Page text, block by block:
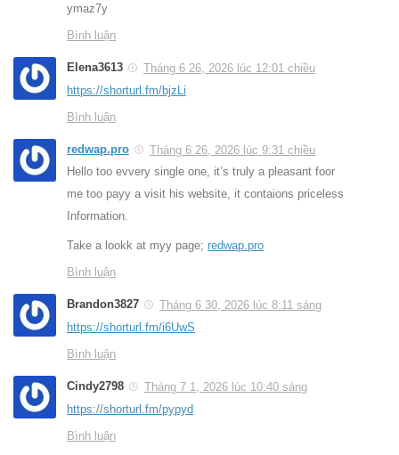
ymaz7y
Bình luận
Elena3613
Tháng 6 26, 2026 lúc 12:01 chiều
https://shorturl.fm/bjzLi
Bình luận
redwap.pro
Tháng 6 26, 2026 lúc 9:31 chiều
Hello too evvery single one, it’s truly a pleasant foor
me too payy a visit his website, it contaions priceless
Information.
Take a lookk at myy page; redwap.pro
Bình luận
Brandon3827
Tháng 6 30, 2026 lúc 8:11 sáng
https://shorturl.fm/i6UwS
Bình luận
Cindy2798
Tháng 7 1, 2026 lúc 10:40 sáng
https://shorturl.fm/pypyd
Bình luận